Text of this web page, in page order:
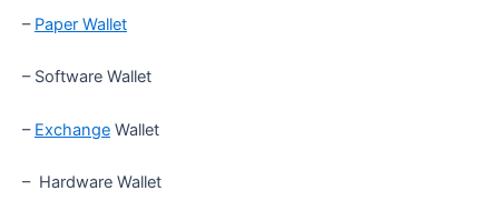
– Paper Wallet
– Software Wallet
– Exchange Wallet
– Hardware Wallet